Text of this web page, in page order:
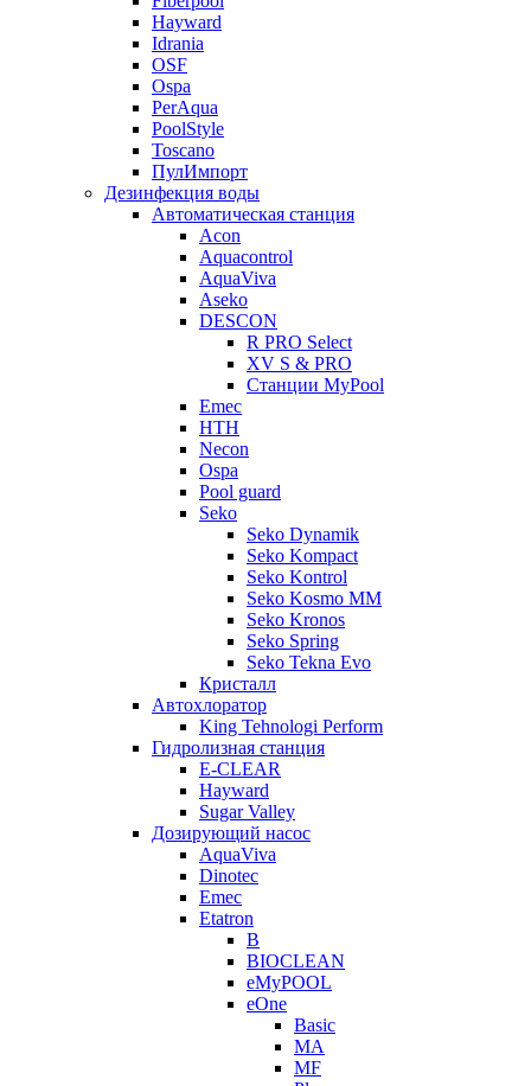
Hayward
Idrania
OSF
Ospa
PerAqua
PoolStyle
Toscano
ПулИмпорт
Дезинфекция воды
Автоматическая станция
Acon
Aquacontrol
AquaViva
Aseko
DESCON
R PRO Select
XV S & PRO
Станции MyPool
Emec
HTH
Necon
Ospa
Pool guard
Seko
Seko Dynamik
Seko Kompact
Seko Kontrol
Seko Kosmo MM
Seko Kronos
Seko Spring
Seko Tekna Evo
Кристалл
Автохлоратор
King Tehnologi Perform
Гидролизная станция
E-CLEAR
Hayward
Sugar Valley
Дозирующий насос
AquaViva
Dinotec
Emec
Etatron
B
BIOCLEAN
eMyPOOL
eOne
Basic
MA
MF